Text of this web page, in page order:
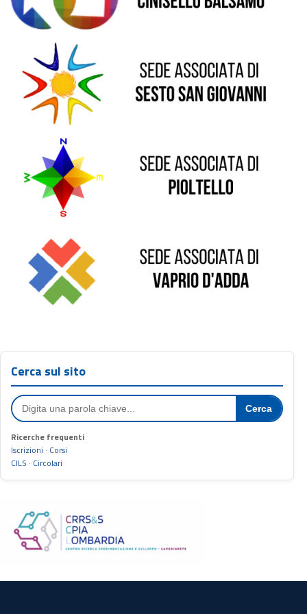
Sede di Pioltello
Sede di Vaprio D'Adda
Cerca sul sito
Cerca
Ricerche frequenti
Iscrizioni · Corsi
CILS · Circolari